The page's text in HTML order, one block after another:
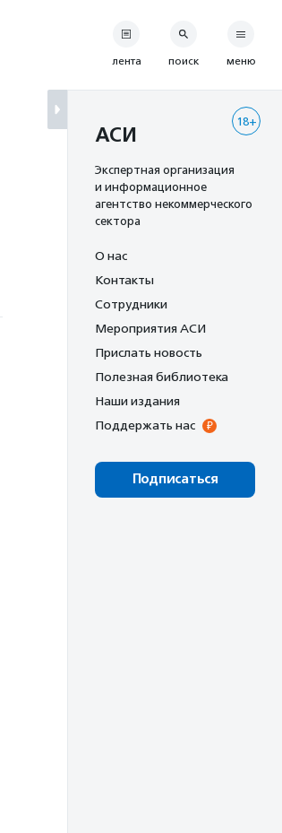
лента поиск меню
18+
АСИ
Экспертная организация
и информационное
агентство некоммерческого
сектора
О нас
Контакты
Сотрудники
Мероприятия АСИ
Прислать новость
Полезная библиотека
Наши издания
Поддержать нас
Подписаться